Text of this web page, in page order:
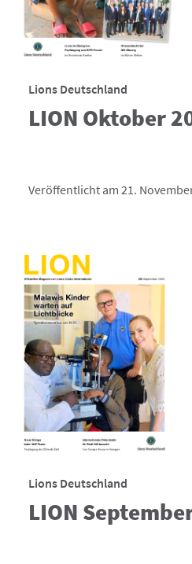
Lions Deutschland
LION Oktober
Veröffentlicht am 21.
Lions Deutschland
LION